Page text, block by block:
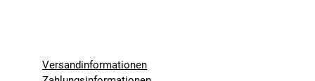
Versandinformationen